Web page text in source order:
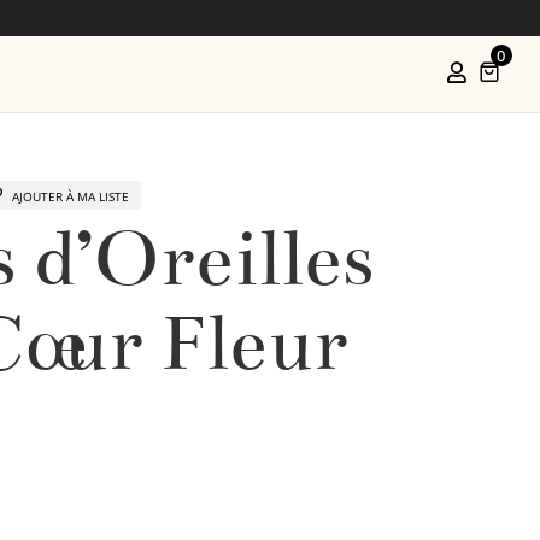

0
AJOUTER À MA LISTE
d’Oreilles
Fleur